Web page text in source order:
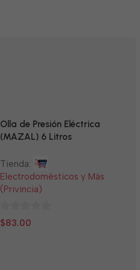
Olla de Presión Eléctrica
(MAZAL) 6 Litros
Tienda:
Electrodomésticos y Más
(Privincia)
0
$83.00